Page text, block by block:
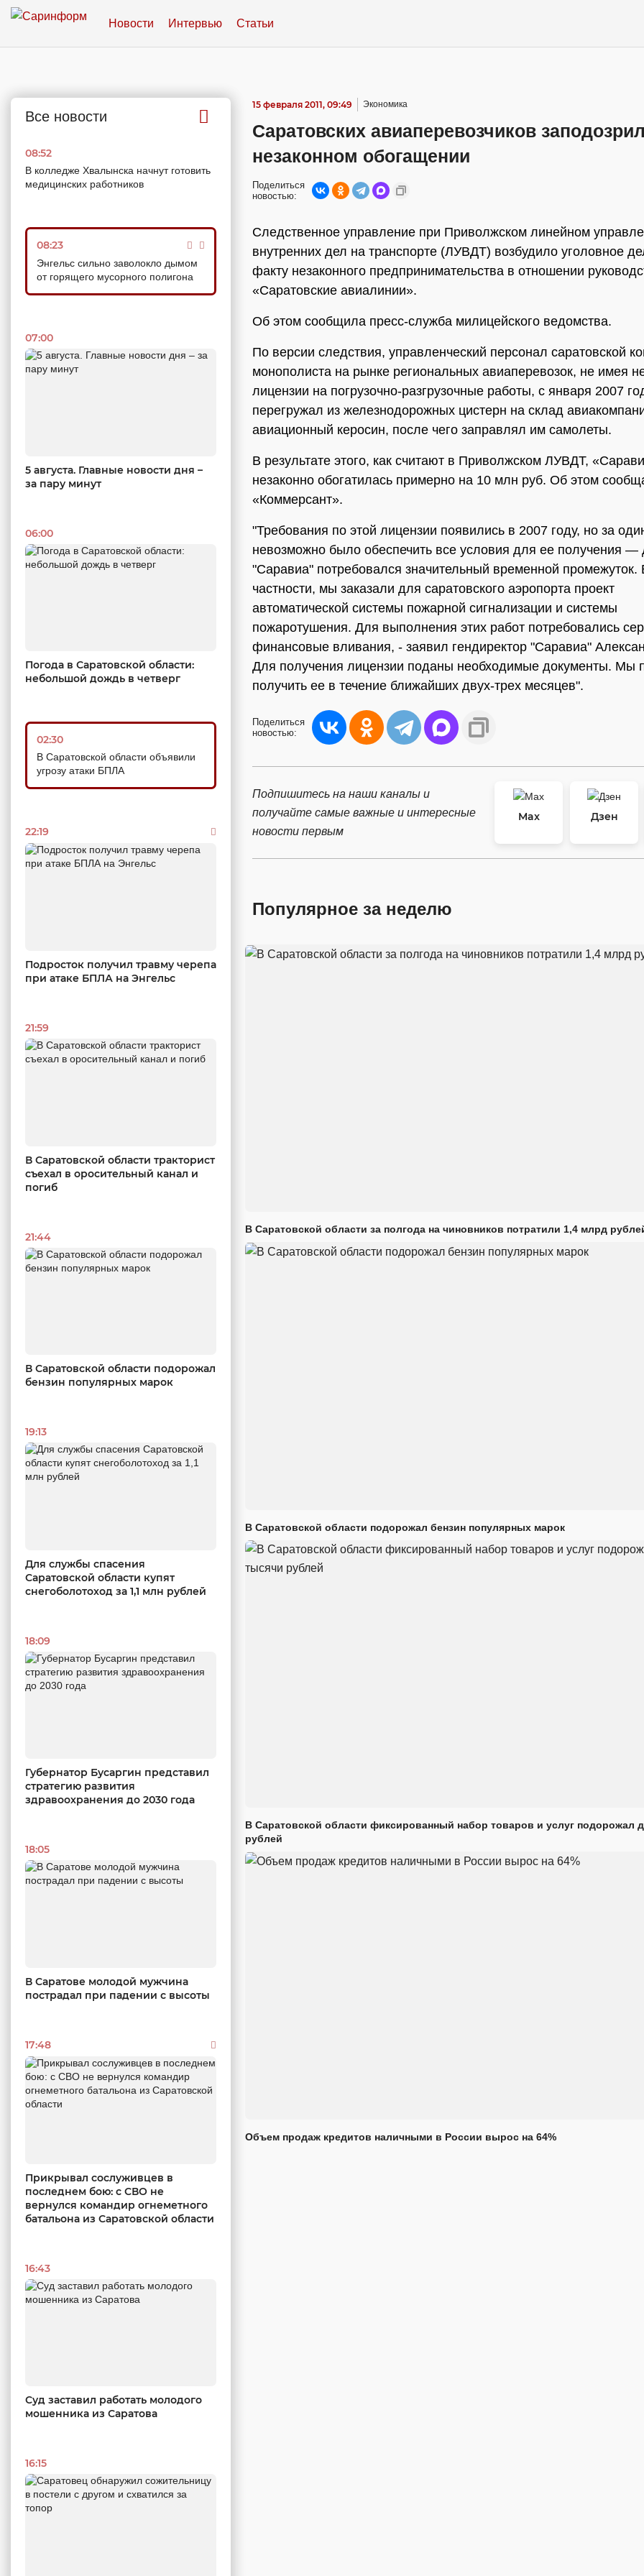
Новости Интервью Статьи
Все новости
08:52
В колледже Хвалынска начнут готовить
медицинских работников
08:23
Энгельс сильно заволокло дымом
от горящего мусорного полигона
07:00
5 августа. Главные новости дня –
за пару минут
06:00
Погода в Саратовской области:
небольшой дождь в четверг
02:30
В Саратовской области объявили
угрозу атаки БПЛА
22:19
Подросток получил травму черепа
при атаке БПЛА на Энгельс
21:59
В Саратовской области тракторист
съехал в оросительный канал и
погиб
21:44
В Саратовской области подорожал
бензин популярных марок
19:13
Для службы спасения
Саратовской области купят
снегоболотоход за 1,1 млн рублей
18:09
Губернатор Бусаргин представил
стратегию развития
здравоохранения до 2030 года
18:05
В Саратове молодой мужчина
пострадал при падении с высоты
17:48
Прикрывал сослуживцев в
последнем бою: с СВО не
вернулся командир огнеметного
батальона из Саратовской области
16:43
Суд заставил работать молодого
мошенника из Саратова
16:15
15 февраля 2011, 09:49 Экономика
Саратовских авиаперевозчиков
незаконном обогащении
Поделиться
новостью:
Следственное управление при Приволжском линейном
внутренних дел на транспорте (ЛУВДТ) возбудило уголовное
факту незаконного предпринимательства в отношении
«Саратовские авиалинии».
Об этом сообщила пресс-служба милицейского ведомства.
По версии следствия, управленческий персонал саратовской
монополиста на рынке региональных авиаперевозок, не имея
лицензии на погрузочно-разгрузочные работы, с января 2007
перегружал из железнодорожных цистерн на склад
авиационный керосин, после чего заправлял им самолеты.
В результате этого, как считают в Приволжском ЛУВДТ,
незаконно обогатилась примерно на 10 млн руб. Об этом
«Коммерсант».
"Требования по этой лицензии появились в 2007 году, но за
невозможно было обеспечить все условия для ее получения —
"Саравиа" потребовался значительный временной промежуток.
частности, мы заказали для саратовского аэропорта проект
автоматической системы пожарной сигнализации и системы
пожаротушения. Для выполнения этих работ потребовались
финансовые вливания, - заявил гендиректор "Саравиа"
Для получения лицензии поданы необходимые документы. Мы
получить ее в течение ближайших двух-трех месяцев".
Поделиться
новостью:
Подпишитесь на наши каналы и
получайте самые важные и интересные
новости первым
Max Дзен
Популярное за неделю
В Саратовской области за полгода на чиновников потратили 1,4 млрд
В Саратовской области подорожал бензин популярных марок
В Саратовской области фиксированный набор товаров и услуг подорожал
рублей
Объем продаж кредитов наличными в России вырос на 64%